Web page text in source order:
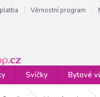
Věrnostní program
Svíčky Bytové